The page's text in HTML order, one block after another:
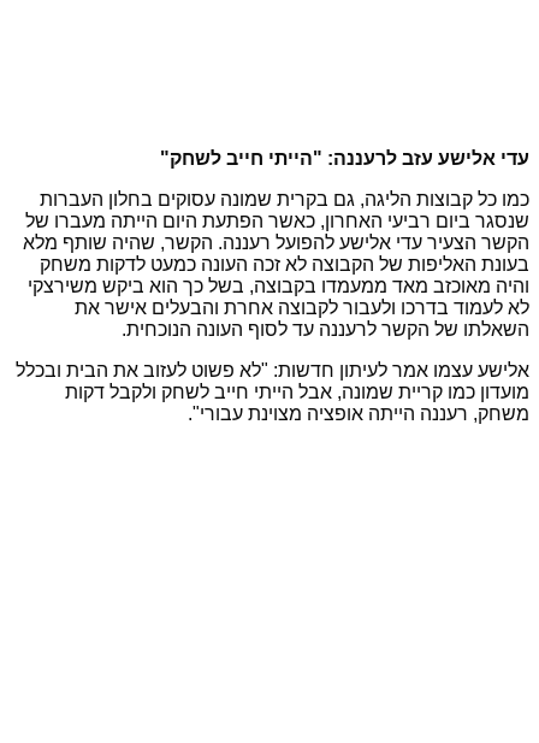
עדי אלישע עזב לרעננה: "הייתי חייב לשחק"
כמו כל קבוצות הליגה, גם בקרית שמונה עסוקים בחלון העברות
שנסגר ביום רביעי האחרון, כאשר הפתעת היום הייתה מעברו של
הקשר הצעיר עדי אלישע להפועל רעננה. הקשר, שהיה שותף מלא
בעונת האליפות של הקבוצה לא זכה העונה כמעט לדקות משחק
והיה מאוכזב מאד ממעמדו בקבוצה, בשל כך הוא ביקש משירצקי
לא לעמוד בדרכו ולעבור לקבוצה אחרת והבעלים אישר את
השאלתו של הקשר לרעננה עד לסוף העונה הנוכחית.
אלישע עצמו אמר לעיתון חדשות: "לא פשוט לעזוב את הבית ובכלל
מועדון כמו קריית שמונה, אבל הייתי חייב לשחק ולקבל דקות
משחק, רעננה הייתה אופציה מצוינת עבורי".